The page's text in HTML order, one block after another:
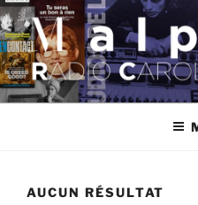
Aller
au
contenu
principal
MALPASO
AUCUN RÉSULTAT